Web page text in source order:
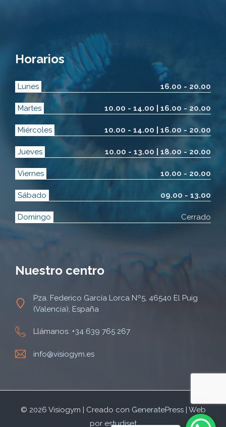
Horarios
Lunes 16.00 - 20.00
Martes 10.00 - 14.00 | 16.00 - 20.00
Miércoles 10.00 - 14.00 | 16.00 - 20.00
Jueves 10.00 - 13.00 | 18.00 - 20.00
Viernes 10.00 - 20.00
Sábado 09.00 - 13.00
Domingo Cerrado
Nuestro centro
Pza. Federico García Lorca Nº5, 46540 El Puig
(Valencia), España
Llámanos: +34 639 765 267
info@visiogym.es
© 2026 Visiogym | Creado con GeneratePress| Web
por estudiset